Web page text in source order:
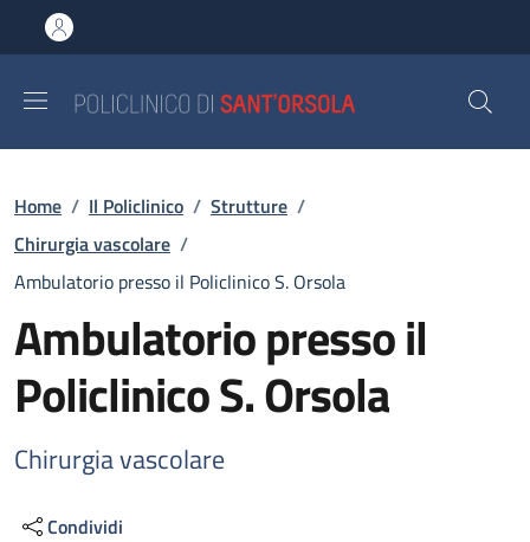
al contenuto principale
to footer content
Briciole di pane
Home / Il Policlinico / Strutture /
Chirurgia vascolare /
Ambulatorio presso il Policlinico S. Orsola
Ambulatorio presso il
Policlinico S. Orsola
Chirurgia vascolare
Condividi